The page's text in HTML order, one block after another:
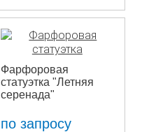
Фарфоровая
статуэтка "Летняя
серенада"
по запросу